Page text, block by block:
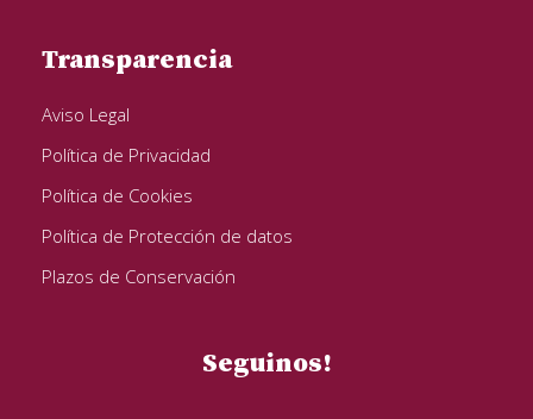
Transparencia
Aviso Legal
Política de Privacidad
Política de Cookies
Política de Protección de datos
Plazos de Conservación
Seguinos!